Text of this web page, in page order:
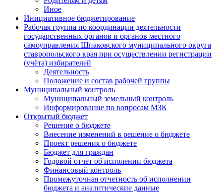
Иное
Инициативное бюджетирование
Рабочая группа по координации деятельности
государственных органов и органов местного
самоуправления Шпаковского муниципального округа
ставропольского края при осуществлении регистрации
(учёта) избирателей
Деятельность
Положение и состав рабочей группы
Муниципальный контроль
Муниципальный земельный контроль
Информирование по вопросам МЗК
Открытый бюджет
Решение о бюджете
Внесение изменений в решение о бюджете
Проект решения о бюджете
Бюджет для граждан
Годовой отчет об исполении бюджета
Финансовый контроль
Промежуточная отчетность об исполнении
бюджета и аналитические данные